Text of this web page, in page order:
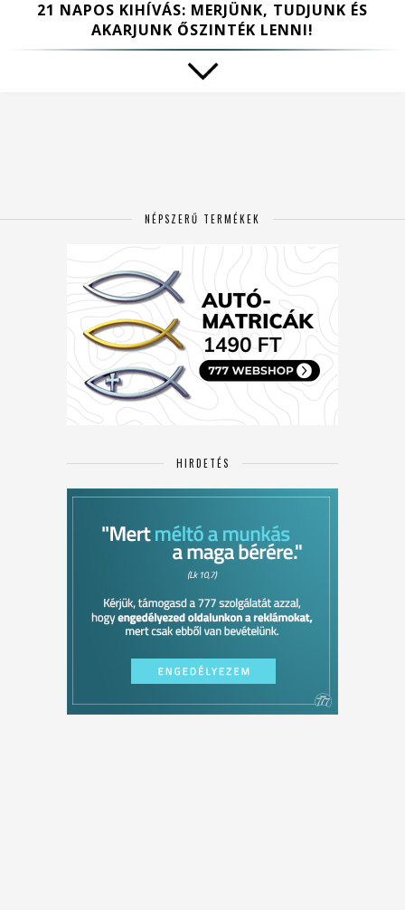
21 NAPOS KIHÍVÁS: MERJÜNK, TUDJUNK ÉS
AKARJUNK ŐSZINTÉK LENNI!
NÉPSZERŰ TERMÉKEK
HIRDETÉS